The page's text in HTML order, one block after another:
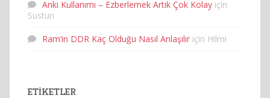
Anki Kullanımı – Ezberlemek Artık Çok Kolay için
Sustun
Ram’in DDR Kaç Olduğu Nasıl Anlaşılır için Hilmi
ETIKETLER